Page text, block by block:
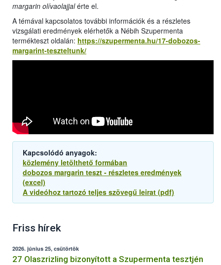
margarin olívaolajjalérte el.
A témával kapcsolatos további információk és a részletes
vizsgálati eredmények elérhetők a Nébih Szupermenta
termékteszt oldalán: https://szupermenta.hu/17-dobozos-
margarint-teszteltunk/
Kapcsolódó anyagok:
közlemény letölthető formában
dobozos margarin teszt - részletes eredmények
(excel)
A videóhoz tartozó teljes szövegű leirat (pdf)
Friss hírek
2026. június 25, csütörtök
27 Olaszrizling bizonyított a Szupermenta tesztjén